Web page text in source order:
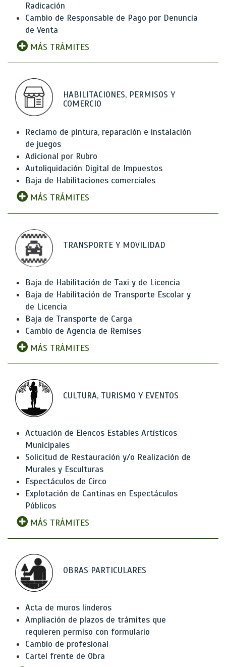
Radicación
Cambio de Responsable de Pago por Denuncia
de Venta
MÁS TRÁMITES
HABILITACIONES, PERMISOS Y
COMERCIO
Reclamo de pintura, reparación e instalación
de juegos
Adicional por Rubro
Autoliquidación Digital de Impuestos
Baja de Habilitaciones comerciales
MÁS TRÁMITES
TRANSPORTE Y MOVILIDAD
Baja de Habilitación de Taxi y de Licencia
Baja de Habilitación de Transporte Escolar y
de Licencia
Baja de Transporte de Carga
Cambio de Agencia de Remises
MÁS TRÁMITES
CULTURA, TURISMO Y EVENTOS
Actuación de Elencos Estables Artísticos
Municipales
Solicitud de Restauración y/o Realización de
Murales y Esculturas
Espectáculos de Circo
Explotación de Cantinas en Espectáculos
Públicos
MÁS TRÁMITES
OBRAS PARTICULARES
Acta de muros linderos
Ampliación de plazos de trámites que
requieren permiso con formulario
Cambio de profesional
Cartel frente de Obra